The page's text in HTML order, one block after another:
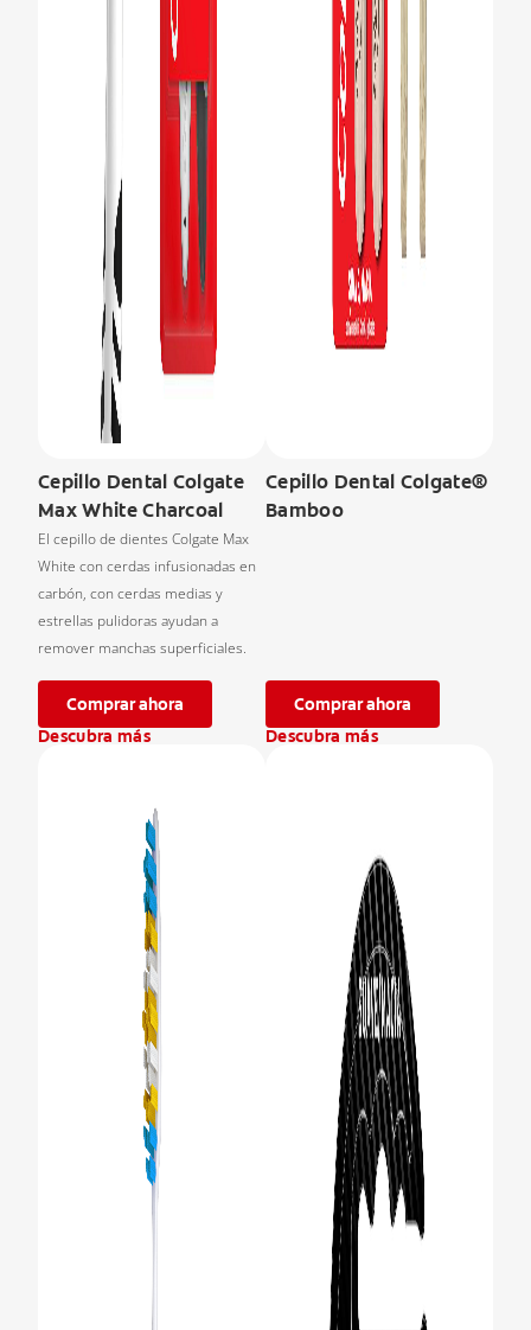
Cepillo Dental Colgate
Max White Charcoal
El cepillo de dientes Colgate Max
White con cerdas infusionadas en
carbón, con cerdas medias y
estrellas pulidoras ayudan a
remover manchas superficiales.
Comprar ahora
Descubra más
Cepillo Dental Colgate®
Bamboo
Comprar ahora
Descubra más